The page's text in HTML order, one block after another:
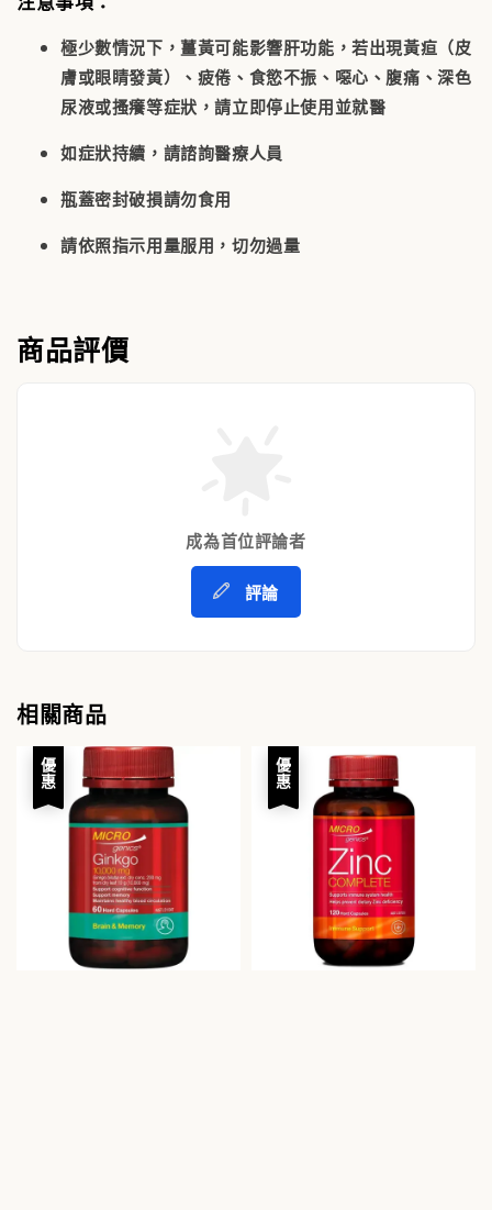
極少數情況下，薑黃可能影響肝功能 ，若出現黃疸（皮
膚或眼睛發黃）、疲倦、食慾不振、噁心、腹痛、深色
尿液或搔癢等症狀，請立即停止使用並就醫
如症狀持續，請諮詢醫療人員
瓶蓋密封破損請勿食用
請依照指示用量服用，切勿過量
商品評價
成為首位評論者
評論
相關商品
優惠 優惠